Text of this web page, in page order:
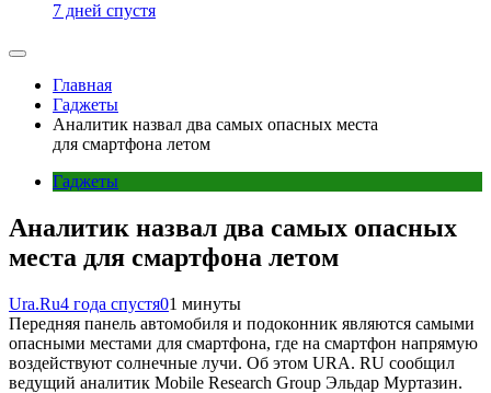
7 дней спустя
Главная
Гаджеты
Аналитик назвал два самых опасных места
для смартфона летом
Гаджеты
Аналитик назвал два самых опасных
места для смартфона летом
Ura.Ru4 года спустя01 минуты
Передняя панель автомобиля и подоконник являются самыми
опасными местами для смартфона, где на смартфон напрямую
воздействуют солнечные лучи. Об этом URA. RU сообщил
ведущий аналитик Mobile Research Group Эльдар Муртазин.